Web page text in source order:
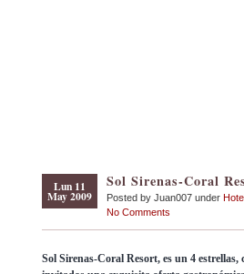
Lun 11
May 2009
Sol Sirenas-Coral
Posted by Juan007 under
No Comments
Sol Sirenas-Coral Resort, es un 4